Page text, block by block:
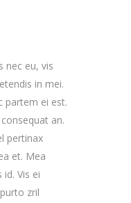
nec eu, vis
in mei.
partem ei est.
an.
pertinax
et. Mea
Vis ei
zril